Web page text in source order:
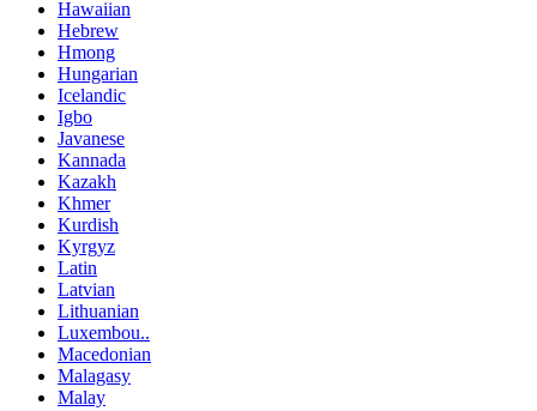
Hawaiian
Hebrew
Hmong
Hungarian
Icelandic
Igbo
Javanese
Kannada
Kazakh
Khmer
Kurdish
Kyrgyz
Latin
Latvian
Lithuanian
Luxembou..
Macedonian
Malagasy
Malay